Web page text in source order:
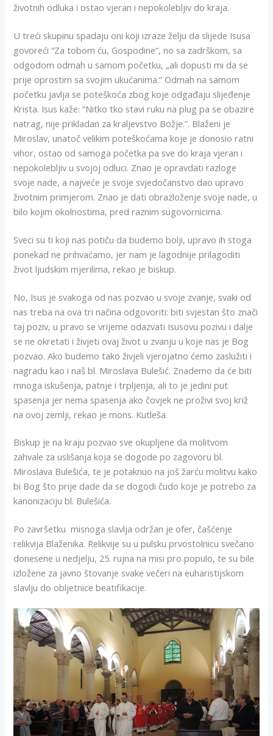
životnih odluka i ostao vjeran i nepokolebljiv do kraja.
U treći skupinu spadaju oni koji izraze želju da slijede Isusa
govoreći “Za tobom ću, Gospodine“, no sa zadrškom, sa
odgodom odmah u samom početku, „ali dopusti mi da se
prije oprostim sa svojim ukućanima.” Odmah na samom
početku javlja se poteškoća zbog koje odgađaju slijeđenje
Krista. Isus kaže: “Nitko tko stavi ruku na plug pa se obazire
natrag, nije prikladan za kraljevstvo Božje.”. Blaženi je
Miroslav, unatoč velikim poteškoćama koje je donosio ratni
vihor, ostao od samoga početka pa sve do kraja vjeran i
nepokolebljiv u svojoj odluci. Znao je opravdati razloge
svoje nade, a najveće je svoje svjedočanstvo dao upravo
životnim primjerom. Znao je dati obrazloženje svoje nade, u
bilo kojim okolnostima, pred raznim sugovornicima.
Sveci su ti koji nas potiču da budemo bolji, upravo ih stoga
ponekad ne prihvaćamo, jer nam je lagodnije prilagoditi
život ljudskim mjerilima, rekao je biskup.
No, Isus je svakoga od nas pozvao u svoje zvanje, svaki od
nas treba na ova tri načina odgovoriti: biti svjestan što znači
taj poziv, u pravo se vrijeme odazvati Isusovu pozivu i dalje
se ne okretati i živjeti ovaj život u zvanju u koje nas je Bog
pozvao. Ako budemo tako živjeli vjerojatno ćemo zaslužiti i
nagradu kao i naš bl. Miroslava Bulešić. Znademo da će biti
mnoga iskušenja, patnje i trpljenja, ali to je jedini put
spasenja jer nema spasenja ako čovjek ne proživi svoj križ
na ovoj zemlji, rekao je mons. Kutleša.
Biskup je na kraju pozvao sve okupljene da molitvom
zahvale za uslišanja koja se dogode po zagovoru bl.
Miroslava Bulešića, te je potaknuo na još žarću molitvu kako
bi Bog što prije dade da se dogodi čudo koje je potrebo za
kanonizaciju bl. Bulešića.
Po završetku misnoga slavlja održan je ofer, čašćenje
relikvija Blaženika. Relikvije su u pulsku prvostolnicu svečano
donesene u nedjelju, 25. rujna na misi pro populo, te su bile
izložene za javno štovanje svake večeri na euharistijskom
slavlju do obljetnice beatifikacije.